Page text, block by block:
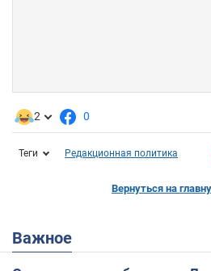
2 0
Теги Редакционная политика
Вернуться на
Важное